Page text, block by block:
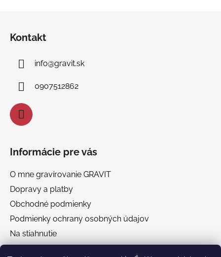
Kontakt
info@gravit.sk
0907512862
Informácie pre vás
O mne gravírovanie GRAVIT
Dopravy a platby
Obchodné podmienky
Podmienky ochrany osobných údajov
Na stiahnutie